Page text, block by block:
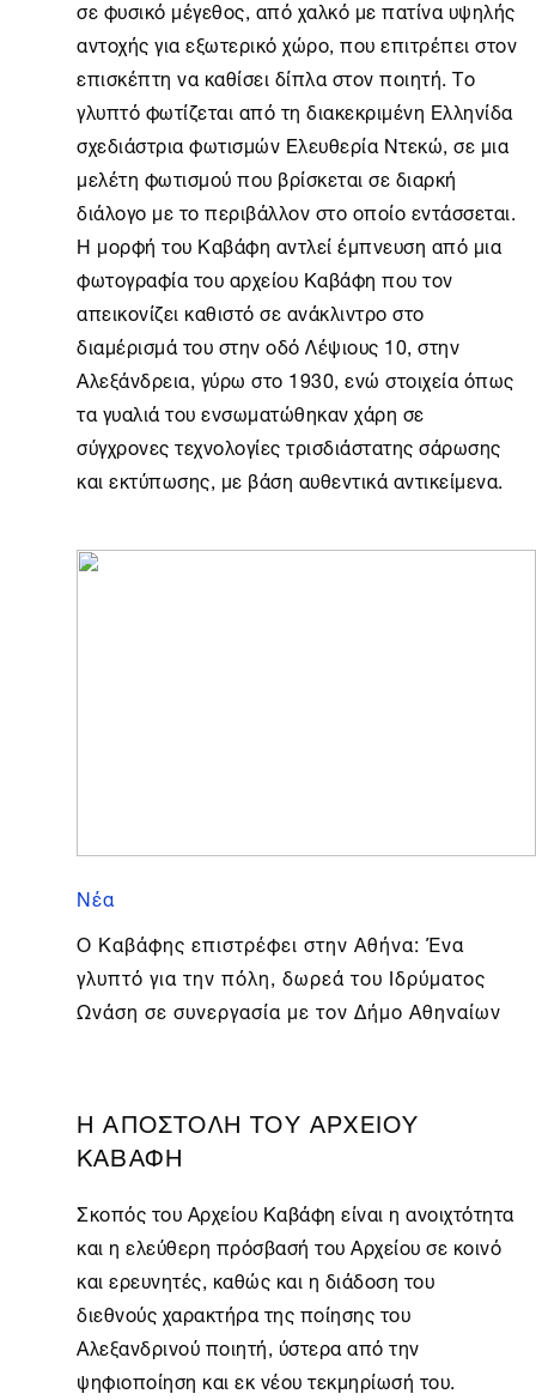
σε φυσικό μέγεθος, από χαλκό με πατίνα υψηλής
αντοχής για εξωτερικό χώρο, που επιτρέπει στον
επισκέπτη να καθίσει δίπλα στον ποιητή. Το
γλυπτό φωτίζεται από τη διακεκριμένη Ελληνίδα
σχεδιάστρια φωτισμών Ελευθερία Ντεκώ, σε μια
μελέτη φωτισμού που βρίσκεται σε διαρκή
διάλογο με το περιβάλλον στο οποίο εντάσσεται.
Η μορφή του Καβάφη αντλεί έμπνευση από μια
φωτογραφία του αρχείου Καβάφη που τον
απεικονίζει καθιστό σε ανάκλιντρο στο
διαμέρισμά του στην οδό Λέψιους 10, στην
Αλεξάνδρεια, γύρω στο 1930, ενώ στοιχεία όπως
τα γυαλιά του ενσωματώθηκαν χάρη σε
σύγχρονες τεχνολογίες τρισδιάστατης σάρωσης
και εκτύπωσης, με βάση αυθεντικά αντικείμενα.
Νέα
Ο Καβάφης επιστρέφει στην Αθήνα: Ένα
γλυπτό για την πόλη, δωρεά του Ιδρύματος
Ωνάση σε συνεργασία με τον Δήμο Αθηναίων
Η ΑΠΟΣΤΟΛΗ ΤΟΥ ΑΡΧΕΙΟΥ
ΚΑΒΑΦΗ
Σκοπός του Αρχείου Καβάφη είναι η ανοιχτότητα
και η ελεύθερη πρόσβασή του Aρχείου σε κοινό
και ερευνητές, καθώς και η διάδοση του
διεθνούς χαρακτήρα της ποίησης του
Αλεξανδρινού ποιητή, ύστερα από την
ψηφιοποίηση και εκ νέου τεκμηρίωσή του.